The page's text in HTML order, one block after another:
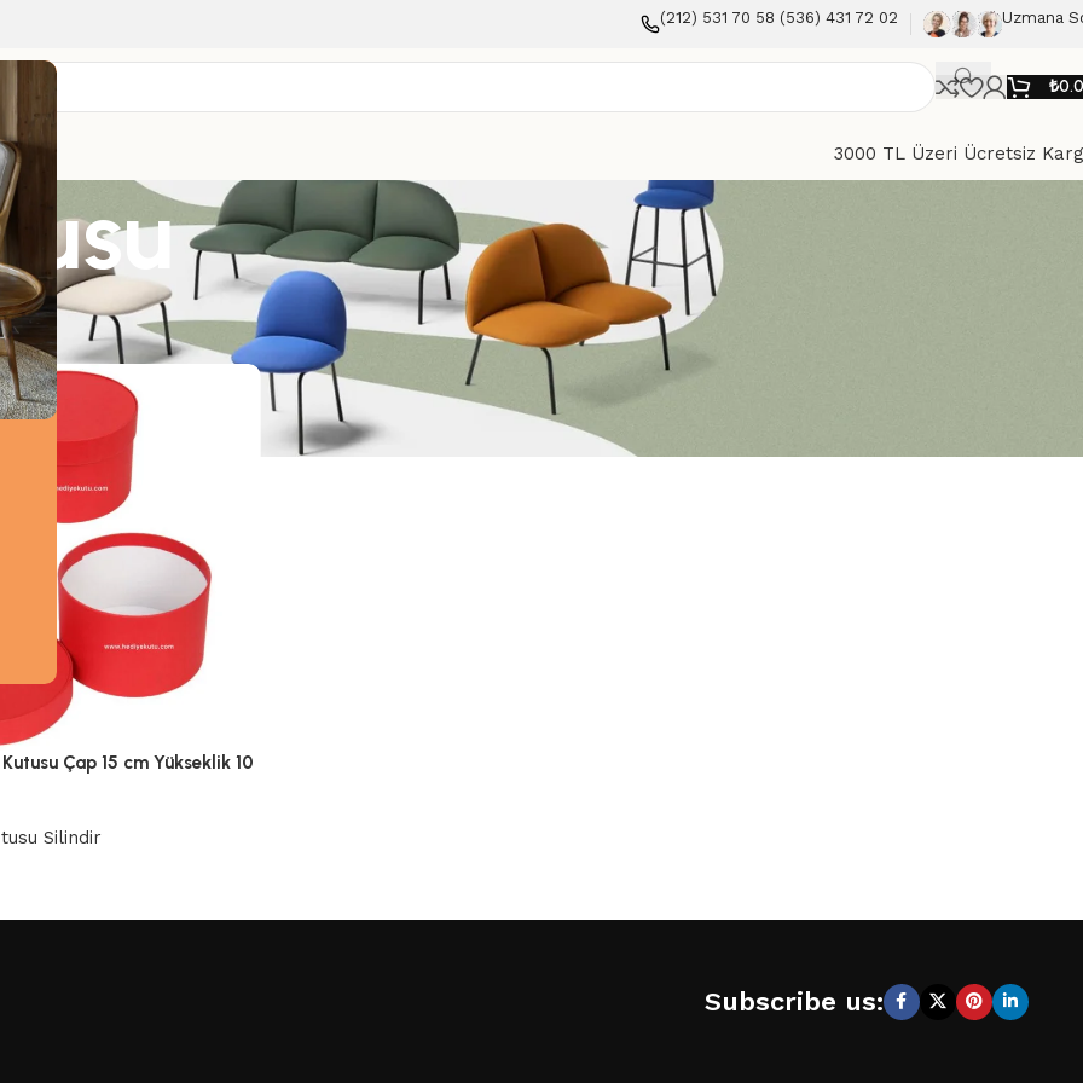
(212) 531 70 58 (536) 431 72 02 Uzmana
₺
3000 TL Üzeri Ücretsiz
“Çikolata Kutusu” olarak etiketlendi Göster 12 18
Çap 15 cm Yükseklik 10
Silindir
Subscribe us: